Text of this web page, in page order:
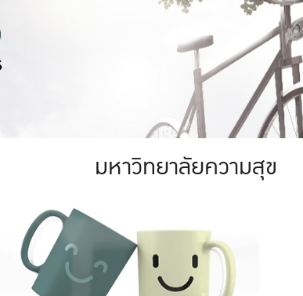
มหาวิทยาลัย
ให้กับประชาชน
มหาวิทยาลัยความสุข